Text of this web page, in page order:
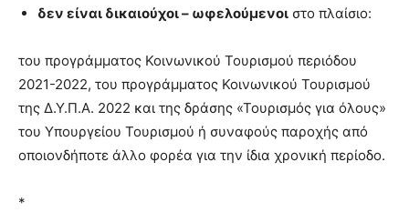
δεν είναι δικαιούχοι – ωφελούμενοι στο πλαίσιο:
του προγράμματος Κοινωνικού Τουρισμού περιόδου
2021-2022, του προγράμματος Κοινωνικού Τουρισμού
της Δ.Υ.Π.Α. 2022 και της δράσης «Τουρισμός για όλους»
του Υπουργείου Τουρισμού ή συναφούς παροχής από
οποιονδήποτε άλλο φορέα για την ίδια χρονική περίοδο.
*